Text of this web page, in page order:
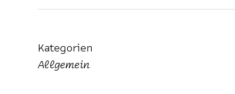
Kategorien
Allgemein